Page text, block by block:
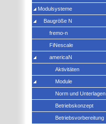
Modulsysteme
Baugröße N
fremo-n
FiNescale
americaN
Aktivitäten
Module
Norm und Unterlagen
Betriebskonzept
Betriebsvorbereitung